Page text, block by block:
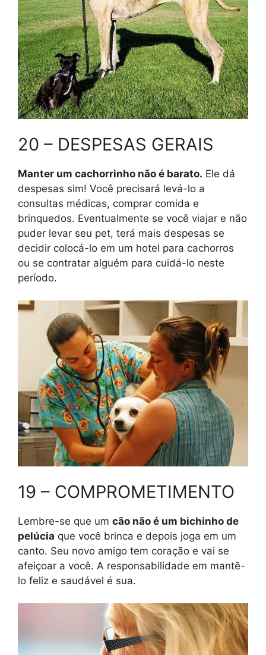
20 – DESPESAS GERAIS
Manter um cachorrinho não é barato. Ele dá
despesas sim! Você precisará levá-lo a
consultas médicas, comprar comida e
brinquedos. Eventualmente se você viajar e não
puder levar seu pet, terá mais despesas se
decidir colocá-lo em um hotel para cachorros
ou se contratar alguém para cuidá-lo neste
período.
19 – COMPROMETIMENTO
Lembre-se que um cão não é um bichinho de
pelúcia que você brinca e depois joga em um
canto. Seu novo amigo tem coração e vai se
afeiçoar a você. A responsabilidade em mantê-
lo feliz e saudável é sua.